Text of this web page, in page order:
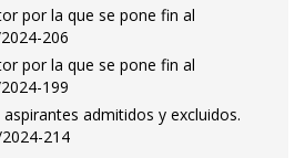
por la que se pone fin al
206
por la que se pone fin al
199
admitidos y excluidos.
214